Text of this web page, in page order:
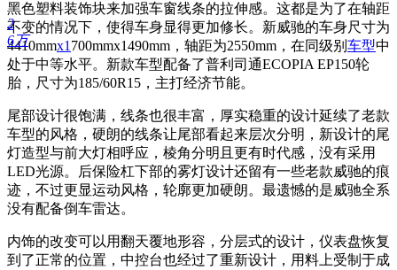
黑色塑料装饰块来加强车窗线条的拉伸感。这都是为了在轴距
不变的情况下，使得车身显得更加修长。新威驰的车身尺寸为
4410mmx1700mmx1490mm，轴距为2550mm，在同级别 车型中
处于中等水平。新款车型配备了普利司通ECOPIA EP150轮
胎，尺寸为185/60R15，主打经济节能。
尾部设计很饱满，线条也很丰富，厚实稳重的设计延续了老款
车型的风格，硬朗的线条让尾部看起来层次分明，新设计的尾
灯造型与前大灯相呼应，棱角分明且更有时代感，没有采用
LED光源。后保险杠下部的雾灯设计还留有一些老款威驰的痕
迹，不过更显运动风格，轮廓更加硬朗。最遗憾的是威驰全系
没有配备倒车雷达。
内饰的改变可以用翻天覆地形容，分层式的设计，仪表盘恢复
到了正常的位置，中控台也经过了重新设计，用料上受制于成
2
6万